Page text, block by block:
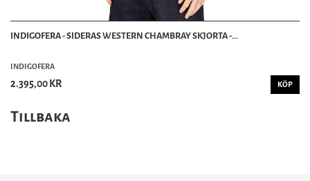
INDIGOFERA - SIDERAS WESTERN CHAMBRAY SKJORTA -...
INDIGOFERA
2.395,00 KR KÖP
Tillbaka